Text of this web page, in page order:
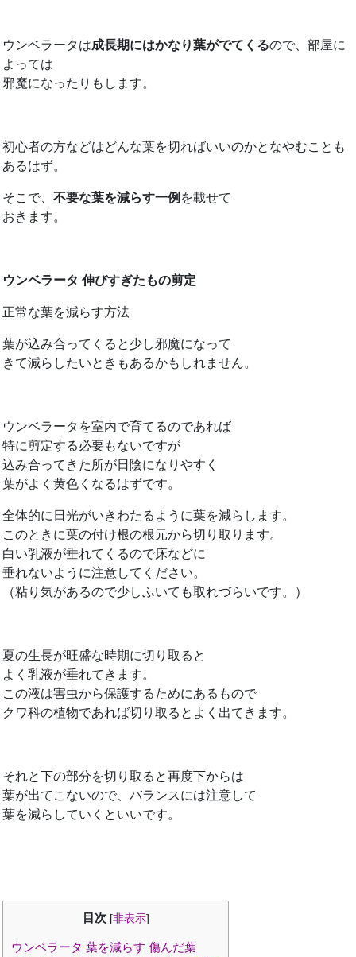
ウンベラータは成長期にはかなり葉がでてくるので、部屋に
よっては
邪魔になったりもします。
初心者の方などはどんな葉を切ればいいのかとなやむことも
あるはず。
そこで、 不要な葉を減らす一例 を載せて
おきます。
ウンベラータ 伸びすぎたもの剪定
正常な葉を減らす方法
葉が込み合ってくると少し邪魔になって
きて減らしたいときもあるかもしれません。
ウンベラータを室内で育てるのであれば
特に剪定する必要もないですが
込み合ってきた所が日陰になりやすく
葉がよく黄色くなるはずです。
全体的に日光がいきわたるように葉を減らします。
このときに葉の付け根の根元から切り取ります。
白い乳液が垂れてくるので床などに
垂れないように注意してください。
（粘り気があるので少しふいても取れづらいです。）
夏の生長が旺盛な時期に切り取ると
よく乳液が垂れてきます。
この液は害虫から保護するためにあるもので
クワ科の植物であれば切り取るとよく出てきます。
それと下の部分を切り取ると再度下からは
葉が出てこないので、バランスには注意して
葉を減らしていくといいです。
目次 [非表示]
ウンベラータ 葉を減らす 傷んだ葉